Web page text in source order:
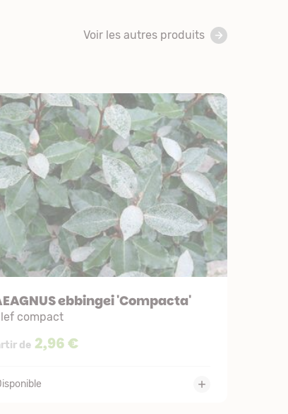
Voir les autres produits
ebbingei 'Compacta'
compact
de 2,96 €